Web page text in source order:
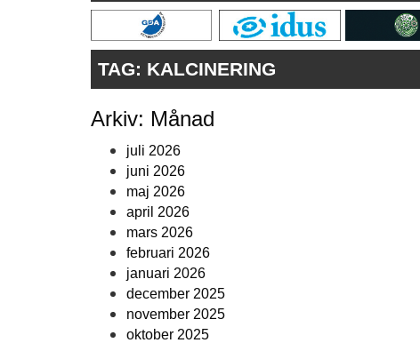
TAG: KALCINERING
Arkiv: Månad
juli 2026
juni 2026
maj 2026
april 2026
mars 2026
februari 2026
januari 2026
december 2025
november 2025
oktober 2025